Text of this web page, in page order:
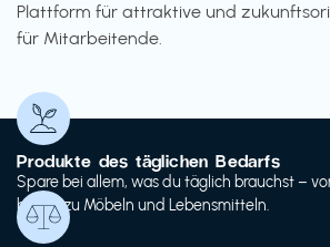
Plattform für attraktive und
für Mitarbeitende.
Produkte des täglichen Bedarfs
Spare bei allem, was du täglich brauchst –
bis hin zu Möbeln und Lebensmitteln.